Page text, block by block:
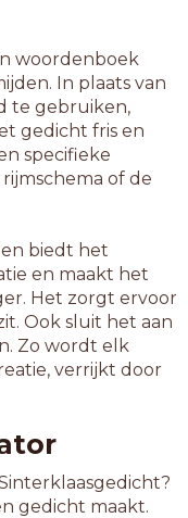
woordenboek
In plaats van
te gebruiken,
gedicht fris en
specifieke
of de
biedt het
en maakt het
Het zorgt ervoor
Ook sluit het aan
Zo wordt elk
verrijkt door
gedicht maakt.